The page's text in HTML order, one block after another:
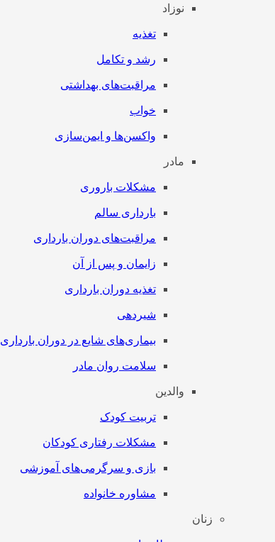
نوزاد
تغذیه
رشد و تکامل
مراقبت‌های بهداشتی
خواب
واکسن‌ها و ایمن‌سازی
مادر
مشکلات باروری
بارداری سالم
مراقبت‌های دوران بارداری
زایمان و پس از آن
تغذیه دوران بارداری
شیردهی
بیماری‌های شایع در دوران بارداری
سلامت روان مادر
والدین
تربیت کودک
مشکلات رفتاری کودکان
بازی و سرگرمی‌های آموزشی
مشاوره خانواده
زنان